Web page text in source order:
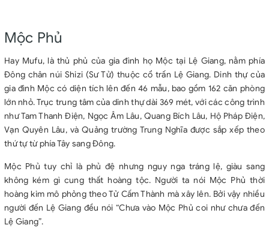
Mộc Phủ
Hay Mufu, là thủ phủ của gia đình họ Mộc tại Lệ Giang, nằm phía
Đông chân núi Shizi (Sư Tử) thuộc cổ trấn Lệ Giang. Dinh thự của
gia đình Mộc có diện tích lên đến 46 mẫu, bao gồm 162 căn phòng
lớn nhỏ. Trục trung tâm của dinh thự dài 369 mét, với các công trình
như Tam Thanh Điện, Ngọc Âm Lâu, Quang Bích Lâu, Hộ Pháp Điện,
Vạn Quyên Lâu, và Quảng trường Trung Nghĩa được sắp xếp theo
thứ tự từ phía Tây sang Đông.
Mộc Phủ tuy chỉ là phủ đệ nhưng nguy nga tráng lệ, giàu sang
không kém gì cung thất hoàng tộc. Người ta nói Mộc Phủ thời
hoàng kim mô phỏng theo Tử Cấm Thành mà xây lên. Bởi vậy nhiều
người đến Lệ Giang đều nói “Chưa vào Mộc Phủ coi như chưa đến
Lệ Giang”.